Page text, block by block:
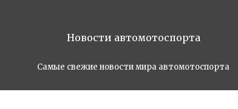
Новости автомотоспорта
Самые свежие новости мира автомотоспорта